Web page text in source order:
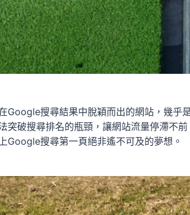
Google搜尋結果中脫穎而出的網站，幾乎
突破搜尋排名的瓶頸，讓網站流量停滯不
Google搜尋第一頁絕非遙不可及的夢想。